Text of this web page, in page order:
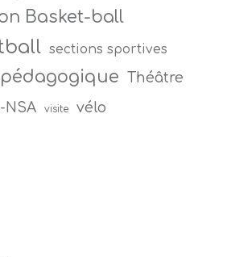
Basket-ball
sections sportives
Théâtre
NSA visite vélo